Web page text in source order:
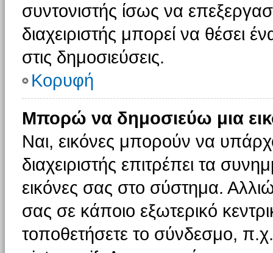
συντονιστής ίσως να
διαχειριστής μπορεί να θέσει
στις δημοσιεύσεις.
Κορυφή
Μπορώ να δημοσιεύω μια
Ναι, εικόνες μπορούν να
διαχειριστής επιτρέπει τα
εικόνες σας στο σύστημα.
σας σε κάποιο εξωτερικό
τοποθετήσετε το σύνδεσμο,